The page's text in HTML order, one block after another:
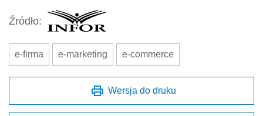
Źródło:
e-firma e-marketing e-commerce
Wersja do druku